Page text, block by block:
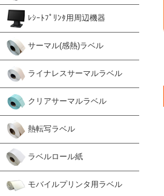
ﾚｼｰﾄﾌﾟﾘﾝﾀ用周辺機器
サーマル(感熱)ラベル
ライナレスサーマルラベル
クリアサーマルラベル
熱転写ラベル
ラベルロール紙
モバイルプリンタ用ラベル